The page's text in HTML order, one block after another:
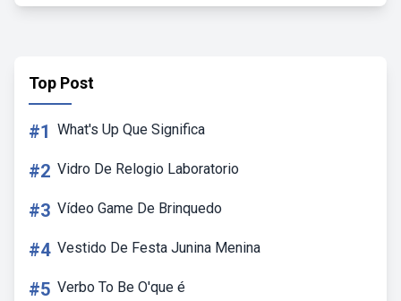
Top Post
#1 What's Up Que Significa
#2 Vidro De Relogio Laboratorio
#3 Vídeo Game De Brinquedo
#4 Vestido De Festa Junina Menina
#5 Verbo To Be O'que é